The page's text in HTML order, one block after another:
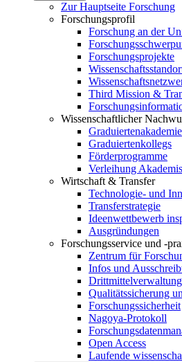
Zur Hauptseite Forschung
Forschungsprofil
Forschung an der
Forschungsprojekte
Third Mission &
Wissenschaftlicher
Graduiertenakademie
Graduiertenkollegs
Förderprogramme
Verleihung
Wirtschaft & Transfer
Technologie- und
Transferstrategie
Ideenwettbewerb
Ausgründungen
Forschungsservice und -
Zentrum für
Infos und
Drittmittelverwaltung
Qualitätssicherung
Forschungssicherheit
Nagoya-Protokoll
Open Access
Laufende